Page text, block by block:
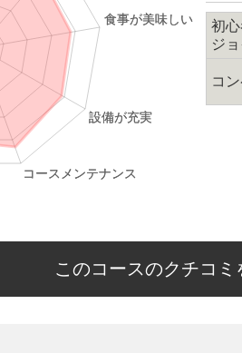
初
ジ
コ
このコースのクチコミ